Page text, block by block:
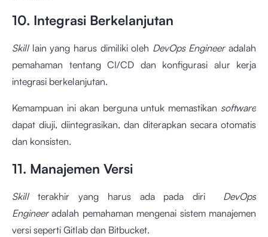
10. Integrasi Berkelanjutan
Skill lain yang harus dimiliki oleh DevOps Engineer adalah
pemahaman tentang CI/CD dan konfigurasi alur kerja
integrasi berkelanjutan.
Kemampuan ini akan berguna untuk memastikan software
dapat diuji, diintegrasikan, dan diterapkan secara otomatis
dan konsisten.
11. Manajemen Versi
Skill terakhir yang harus ada pada diri DevOps
Engineeradalah pemahaman mengenai sistem manajemen
versi seperti Gitlab dan Bitbucket.